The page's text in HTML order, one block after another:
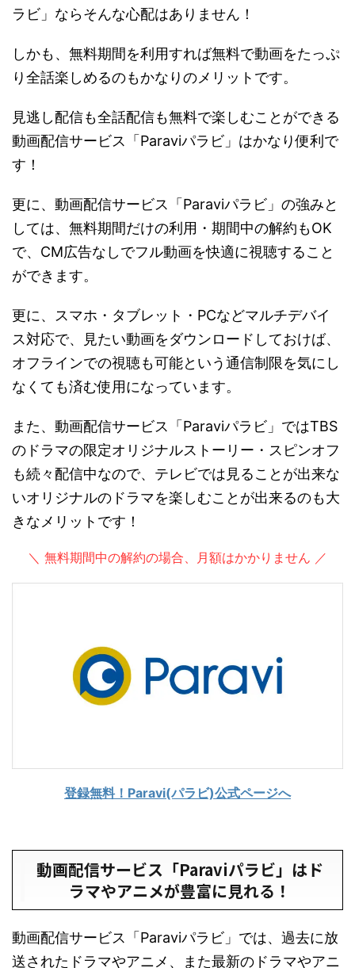
ラビ」ならそんな心配はありません！
しかも、無料期間を利用すれば無料で動画をたっぷ
り全話楽しめるのもかなりのメリットです。
見逃し配信も全話配信も無料で楽しむことができる
動画配信サービス「Paraviパラビ」はかなり便利で
す！
更に、動画配信サービス「Paraviパラビ」の強みと
しては、無料期間だけの利用・期間中の解約もOK
で、CM広告なしでフル動画を快適に視聴すること
ができます。
更に、スマホ・タブレット・PCなどマルチデバイ
ス対応で、見たい動画をダウンロードしておけば、
オフラインでの視聴も可能という通信制限を気にし
なくても済む使用になっています。
また、動画配信サービス「Paraviパラビ」ではTBS
のドラマの限定オリジナルストーリー・スピンオフ
も続々配信中なので、テレビでは見ることが出来な
いオリジナルのドラマを楽しむことが出来るのも大
きなメリットです！
＼ 無料期間中の解約の場合、月額はかかりません ／
登録無料！Paravi(パラビ)公式ページへ
動画配信サービス「Paraviパラビ」はド
ラマやアニメが豊富に見れる！
動画配信サービス「Paraviパラビ」では、過去に放
送されたドラマやアニメ、また最新のドラマやアニ